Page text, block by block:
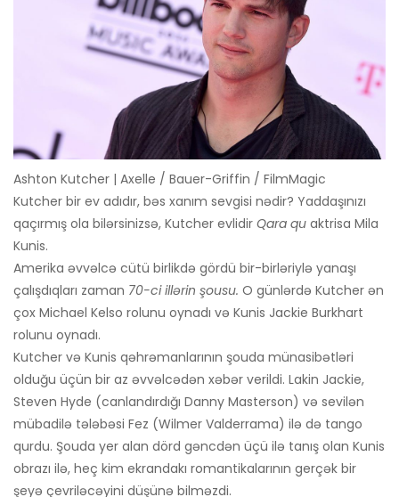
Ashton Kutcher | Axelle / Bauer-Griffin / FilmMagic
Kutcher bir ev adıdır, bəs xanım sevgisi nədir? Yaddaşınızı
qaçırmış ola bilərsinizsə, Kutcher evlidir Qara qu aktrisa Mila
Kunis.
Amerika əvvəlcə cütü birlikdə gördü bir-birləriylə yanaşı
çalışdıqları zaman 70-ci illərin şousu. O günlərdə Kutcher ən
çox Michael Kelso rolunu oynadı və Kunis Jackie Burkhart
rolunu oynadı.
Kutcher və Kunis qəhrəmanlarının şouda münasibətləri
olduğu üçün bir az əvvəlcədən xəbər verildi. Lakin Jackie,
Steven Hyde (canlandırdığı Danny Masterson) və sevilən
mübadilə tələbəsi Fez (Wilmer Valderrama) ilə də tango
qurdu. Şouda yer alan dörd gəncdən üçü ilə tanış olan Kunis
obrazı ilə, heç kim ekrandakı romantikalarının gerçək bir
şeyə çevriləcəyini düşünə bilməzdi.